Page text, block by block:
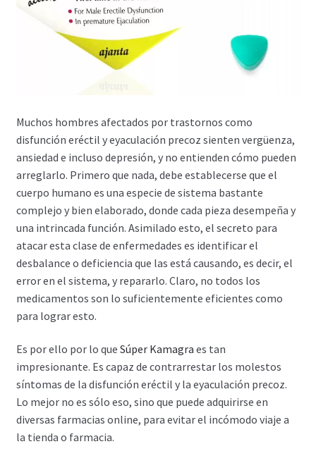
Formas de envío
Formas de pago
Impressum
Mi cuenta
Pago
Política de privacidad
Preguntas frecuentes
Productos
Sobre nosotros
Muchos hombres afectados por trastornos como
disfunción eréctil y eyaculación precoz sienten vergüenza,
ansiedad e incluso depresión, y no entienden cómo pueden
arreglarlo. Primero que nada, debe establecerse que el
cuerpo humano es una especie de sistema bastante
complejo y bien elaborado, donde cada pieza desempeña y
una intrincada función. Asimilado esto, el secreto para
atacar esta clase de enfermedades es identificar el
desbalance o deficiencia que las está causando, es decir, el
error en el sistema, y repararlo. Claro, no todos los
medicamentos son lo suficientemente eficientes como
para lograr esto.
Es por ello por lo que Súper Kamagra es tan
impresionante. Es capaz de contrarrestar los molestos
síntomas de la disfunción eréctil y la eyaculación precoz.
Lo mejor no es sólo eso, sino que puede adquirirse en
diversas farmacias online, para evitar el incómodo viaje a
la tienda o farmacia.